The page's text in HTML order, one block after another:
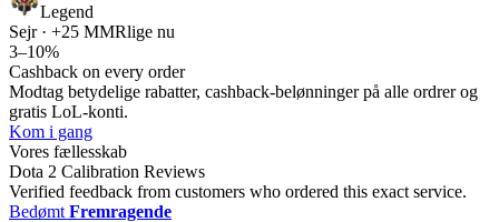
Legend
Sejr · +25 MMRlige nu
3–10%
Cashback on every order
Modtag betydelige rabatter, cashback-belønninger på alle ordrer og
gratis LoL-konti.
Kom i gang
Vores fællesskab
Dota 2 Calibration Reviews
Verified feedback from customers who ordered this exact service.
Bedømt Fremragende